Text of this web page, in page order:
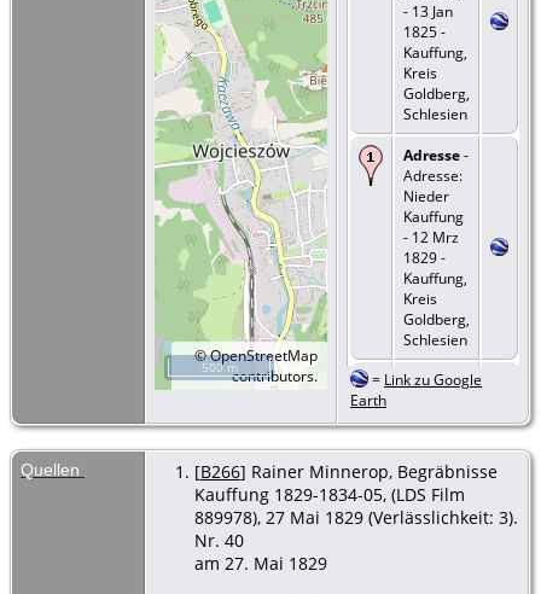
©OpenStreetMap
contributors.
500 m
- 13 Jan
1825 -
Kauffung,
Kreis
Goldberg,
Schlesien
Adresse-
Adresse:
Nieder
Kauffung
- 12 Mrz
1829 -
Kauffung,
Kreis
Goldberg,
Schlesien
Beruf-
und
auf
Stöckel-
Kauffung
- 16 Mrz
= Link zu Google
Earth
Quellen [B266] Rainer Minnerop, Begräbnisse
Kauffung 1829-1834-05, (LDS Film
889978), 27 Mai 1829 (Verlässlichkeit: 3).
Nr. 40
am 27. Mai 1829